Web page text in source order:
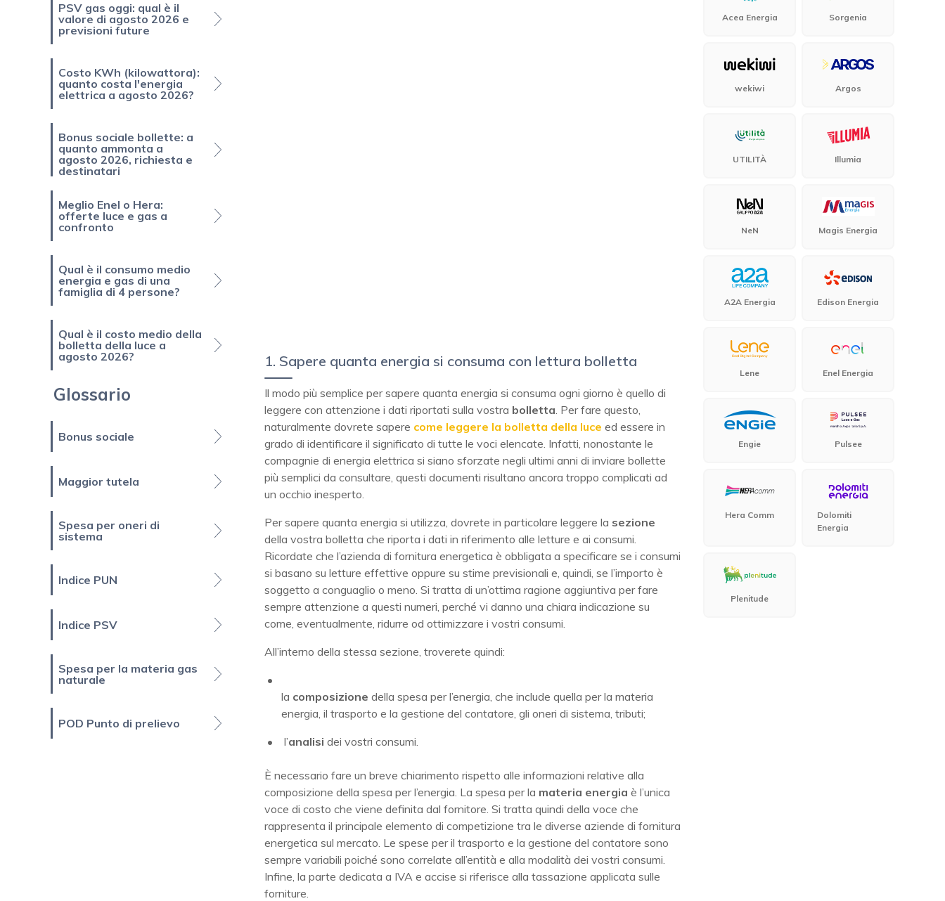
PSV gas oggi: qual è il
valore di agosto 2026 e
previsioni future
Costo KWh (kilowattora):
quanto costa l'energia
elettrica a agosto 2026?
Bonus sociale bollette: a
quanto ammonta a
agosto 2026, richiesta e
destinatari
Meglio Enel o Hera:
offerte luce e gas a
confronto
Qual è il consumo medio
energia e gas di una
famiglia di 4 persone?
Qual è il costo medio della
bolletta della luce a
agosto 2026?
Glossario
Bonus sociale
Maggior tutela
Spesa per oneri di
sistema
Indice PUN
Indice PSV
Spesa per la materia gas
naturale
POD Punto di prelievo
1. Sapere quanta energia si consuma con lettura bolletta
Il modo più semplice per sapere quanta energia si consuma ogni giorno è quello di
leggere con attenzione i dati riportati sulla vostra bolletta . Per fare questo,
naturalmente dovrete sapere come leggere la bolletta della luce ed essere in
grado di identificare il significato di tutte le voci elencate. Infatti, nonostante le
compagnie di energia elettrica si siano sforzate negli ultimi anni di inviare bollette
più semplici da consultare, questi documenti risultano ancora troppo complicati ad
un occhio inesperto.
Per sapere quanta energia si utilizza, dovrete in particolare leggere la sezione
della vostra bolletta che riporta i dati in riferimento alle letture e ai consumi.
Ricordate che l’azienda di fornitura energetica è obbligata a specificare se i consumi
si basano su letture effettive oppure su stime previsionali e, quindi, se l’importo è
soggetto a conguaglio o meno. Si tratta di un’ottima ragione aggiuntiva per fare
sempre attenzione a questi numeri, perché vi danno una chiara indicazione su
come, eventualmente, ridurre od ottimizzare i vostri consumi.
All’interno della stessa sezione, troverete quindi:
la composizione della spesa per l’energia, che include quella per la materia
energia, il trasporto e la gestione del contatore, gli oneri di sistema, tributi;
l’analisi dei vostri consumi.
È necessario fare un breve chiarimento rispetto alle informazioni relative alla
composizione della spesa per l’energia. La spesa per la materia energia è l’unica
voce di costo che viene definita dal fornitore. Si tratta quindi della voce che
rappresenta il principale elemento di competizione tra le diverse aziende di fornitura
energetica sul mercato. Le spese per il trasporto e la gestione del contatore sono
sempre variabili poiché sono correlate all’entità e alla modalità dei vostri consumi.
Infine, la parte dedicata a IVA e accise si riferisce alla tassazione applicata sulle
forniture.
Acea Energia Sorgenia
wekiwi Argos
UTILITÀ Illumia
NeN Magis Energia
A2A Energia Edison Energia
Lene Enel Energia
Engie Pulsee
Hera Comm
Dolomiti
Energia
Plenitude